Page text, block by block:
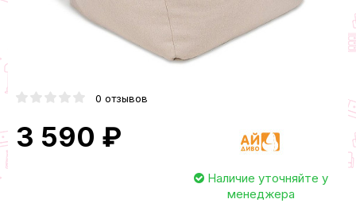
0 отзывов
3 590 ₽
Наличие уточняйте у
менеджера